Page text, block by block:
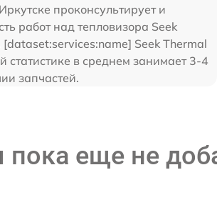
проконсультирует и
работ над тепловизора Seek
Seek Thermal
статистике в среднем занимает 3-4
запчастей.
еще не